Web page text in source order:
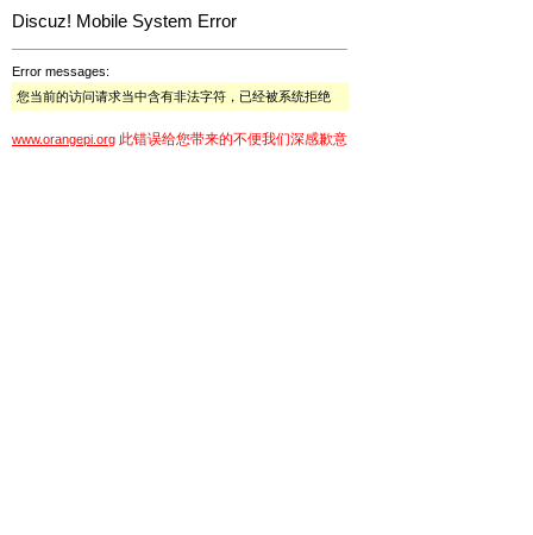
Discuz! Mobile System Error
Error messages:
您当前的访问请求当中含有非法字符，已经被系统拒绝
www.orangepi.org 此错误给您带来的不便我们深感歉意